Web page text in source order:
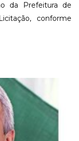
da Prefeitura de
conforme